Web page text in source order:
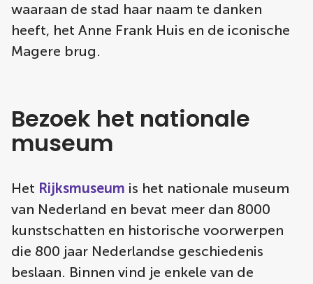
waaraan de stad haar naam te danken
heeft, het Anne Frank Huis en de iconische
Magere brug.
Bezoek het nationale
museum
Het Rijksmuseum is het nationale museum
van Nederland en bevat meer dan 8000
kunstschatten en historische voorwerpen
die 800 jaar Nederlandse geschiedenis
beslaan. Binnen vind je enkele van de